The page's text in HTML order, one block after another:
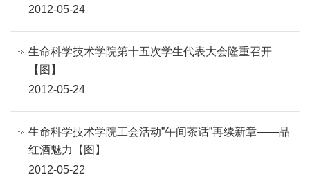
2012-05-24
生命科学技术学院第十五次学生代表大会隆重召开
【图】
2012-05-24
生命科学技术学院工会活动”午间茶话”再续新章——品
红酒魅力【图】
2012-05-22